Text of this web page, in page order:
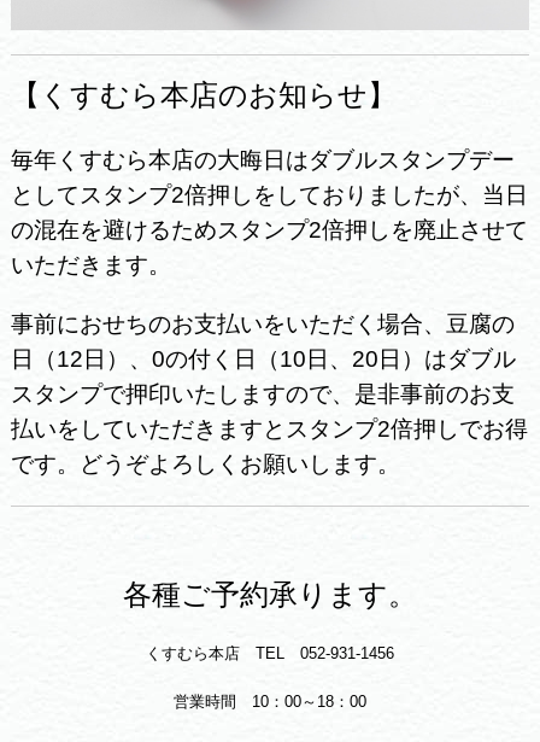
【くすむら本店のお知らせ】
毎年くすむら本店の大晦日はダブルスタンプデー
としてスタンプ2倍押しをしておりましたが、当日
の混在を避けるためスタンプ2倍押しを廃止させて
いただきます。
事前におせちのお支払いをいただく場合、豆腐の
日（12日）、0の付く日（10日、20日）はダブル
スタンプで押印いたしますので、是非事前のお支
払いをしていただきますとスタンプ2倍押しでお得
です。どうぞよろしくお願いします。
各種ご予約承ります。
くすむら本店 TEL 052-931-1456
営業時間 10：00～18：00